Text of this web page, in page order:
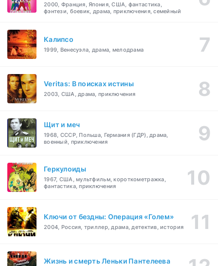
2000, Франция, Япония, США, фантастика,
фэнтези, боевик, драма, приключения, семейный
Калипсо
1999, Венесуэла, драма, мелодрама
Veritas: В поисках истины
2003, США, драма, приключения
Щит и меч
1968, СССР, Польша, Германия (ГДР), драма,
военный, приключения
Геркулоиды
1967, США, мультфильм, короткометражка,
фантастика, приключения
Ключи от бездны: Операция «Голем»
2004, Россия, триллер, драма, детектив, история
Жизнь и смерть Леньки Пантелеева